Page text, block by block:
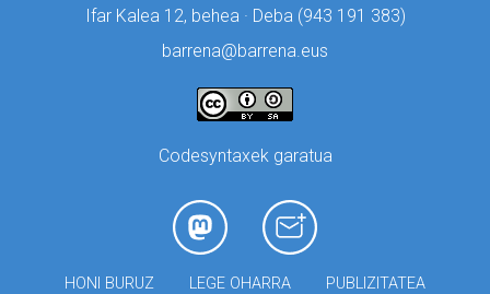
Ifar Kalea 12, behea · Deba (943 191 383)
barrena@barrena.eus
Codesyntaxek garatua
HONI BURUZ LEGE OHARRA PUBLIZITATEA